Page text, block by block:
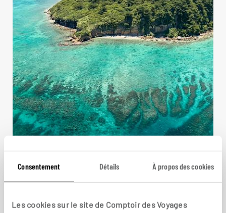
Consentement Détails À propos des cookies
Les cookies sur le site de Comptoir des Voyages
Jardins de thé et de corail
Circuit combinant la ville taïwanaise de Taipei et
les îles japonaises d’Okinawa.
16 jours / 13 nuits